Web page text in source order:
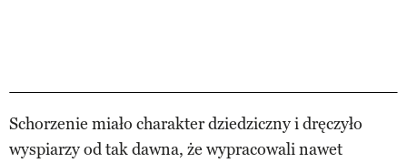
Schorzenie miało charakter dziedziczny i dręczyło
wyspiarzy od tak dawna, że wypracowali nawet